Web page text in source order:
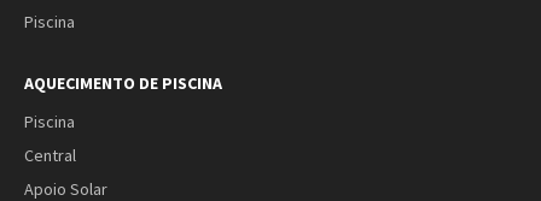
Piscina
AQUECIMENTO DE PISCINA
Piscina
Central
Apoio Solar